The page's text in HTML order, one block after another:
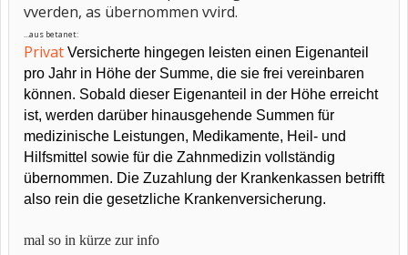
vverden, as übernommen vvird.
...aus betanet:
Privat Versicherte hingegen leisten einen Eigenanteil
pro Jahr in Höhe der Summe, die sie frei vereinbaren
können. Sobald dieser Eigenanteil in der Höhe erreicht
ist, werden darüber hinausgehende Summen für
medizinische Leistungen, Medikamente, Heil- und
Hilfsmittel sowie für die Zahnmedizin vollständig
übernommen. Die Zuzahlung der Krankenkassen betrifft
also rein die gesetzliche Krankenversicherung.
mal so in kürze zur info